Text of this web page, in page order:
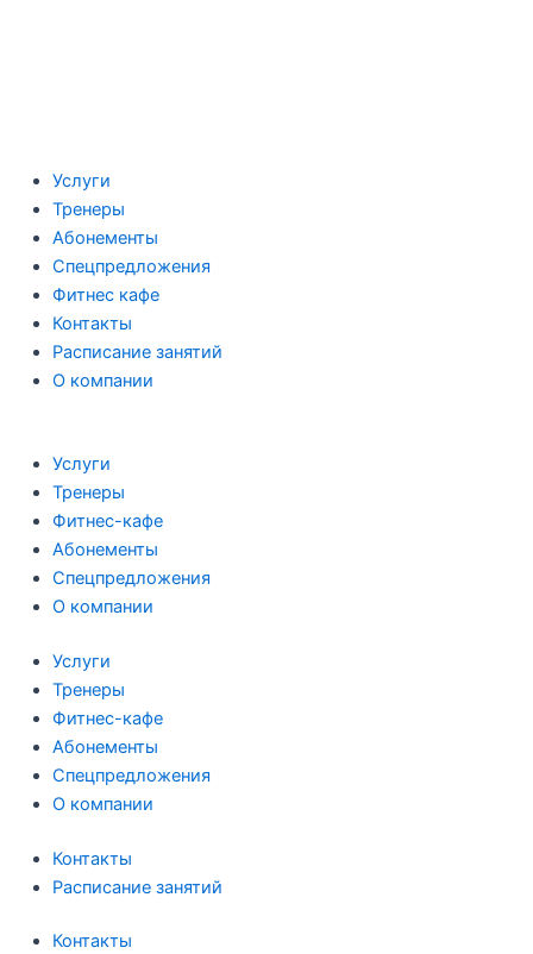
Услуги
Тренеры
Абонементы
Спецпредложения
Фитнес кафе
Контакты
Расписание занятий
О компании
Услуги
Тренеры
Фитнес-кафе
Абонементы
Спецпредложения
О компании
Услуги
Тренеры
Фитнес-кафе
Абонементы
Спецпредложения
О компании
Контакты
Расписание занятий
Контакты